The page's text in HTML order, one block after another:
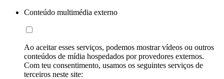
Conteúdo multimédia externo
Ao aceitar esses serviços, podemos mostrar vídeos ou outros
conteúdos de mídia hospedados por provedores externos.
Com teu consentimento, usamos os seguintes serviços de
terceiros neste site: